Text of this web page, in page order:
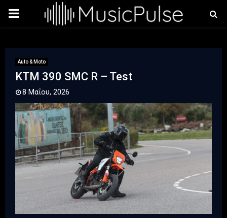
PRIMARY
Auto & Moto
ΚΤΜ 390 SMC R – Test
8 Μαΐου, 2026